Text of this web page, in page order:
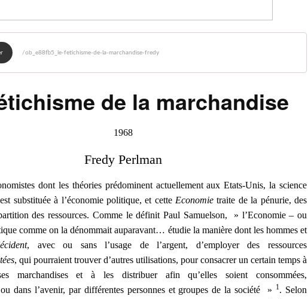
/ob_e88fb5_le-fetichisme-de-la-marchandise-fredy
de la marchandise
1968
Fredy Perlman
dont les théories prédominent actuellement aux Etats-Unis, la science
substituée à l’économie politique, et cette Economie traite de la pénurie, des
des ressources. Comme le définit Paul Samuelson, » l’Economie – ou
comme on la dénommait auparavant… étudie la manière dont les hommes et
, avec ou sans l’usage de l’argent, d’employer des ressources
, qui pourraient trouver d’autres utilisations, pour consacrer un certain temps à
marchandises et à les distribuer afin qu’elles soient consommées,
dans l’avenir, par différentes personnes et groupes de la société » 1. Selon